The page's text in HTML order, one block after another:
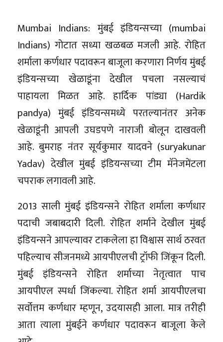
Mumbai Indians: मुंबई इंडियन्सच्या (mumbai
Indians) गोटात सध्या खळबळ मजली आहे. रोहित
शर्माला कर्णधार पदावरून बाजूला करणारा निर्णय मुंबई
इंडियन्सच्या खेळाडूंना देखील पचला नसल्याचं
पाहायला मिळत आहे. हार्दिक पांड्या (Hardik
pandya) मुंबई इंडियन्समध्ये परतल्यानंतर अनेक
खेळाडूंनी आपली उघडपणे नाराजी बोलून दाखवली
आहे. बुमराह नंतर सूर्यकुमार यादवने (suryakunar
Yadav) देखील मुंबई इंडियन्सच्या टीम मॅनेजमेंटला
चपराक लगावली आहे.
2013 साली मुंबई इंडियन्सने रोहित शर्माला कर्णधार
पदाची जबाबदारी दिली. रोहित शर्माने देखील मुंबई
इंडियन्सने आपल्यावर टाकलेला हा विश्वास सार्थ ठरवत
पहिल्याच सीजनमध्ये आयपीएलची ट्रॉफी जिंकून दिली.
मुंबई इंडियन्सने रोहित शर्माच्या नेतृत्वात पाच
आयपीएल स्पर्धा जिंकल्या. रोहित शर्मा आयपीएलचा
सर्वोत्तम कर्णधार म्हणून, उदयासही आला. मात्र तरीही
आता त्याला मुंबईने कर्णधार पदावरून बाजूला केले